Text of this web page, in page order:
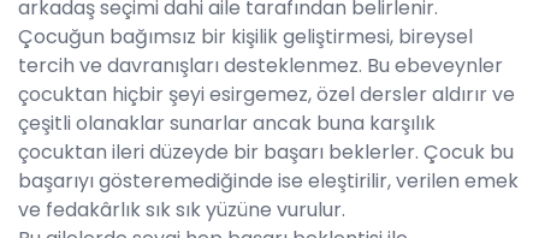
arkadaş seçimi dahi aile tarafından belirlenir.
Çocuğun bağımsız bir kişilik geliştirmesi, bireysel
tercih ve davranışları desteklenmez. Bu ebeveynler
çocuktan hiçbir şeyi esirgemez, özel dersler aldırır ve
çeşitli olanaklar sunarlar ancak buna karşılık
çocuktan ileri düzeyde bir başarı beklerler. Çocuk bu
başarıyı gösteremediğinde ise eleştirilir, verilen emek
ve fedakârlık sık sık yüzüne vurulur.